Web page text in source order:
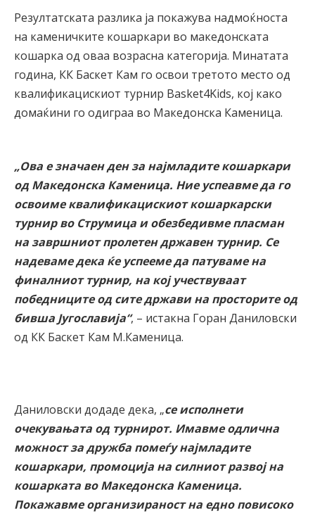
Резултатската разлика ја покажува надмоќноста
на каменичките кошаркари во македонската
кошарка од оваа возрасна категорија. Минатата
година, КК Баскет Кам го освои третото место од
квалификацискиот турнир Basket4Kids, кој како
домаќини го одиграа во Македонска Каменица.
„Ова е значаен ден за најмладите кошаркари
од Македонска Каменица. Ние успеавме да го
освоиме квалификацискиот кошаркарски
турнир во Струмица и обезбедивме пласман
на завршниот пролетен државен турнир. Се
надеваме дека ќе успееме да патуваме на
финалниот турнир, на кој учествуваат
победниците од сите држави на просторите од
бивша Југославија“, – истакна Горан Даниловски
од КК Баскет Кам М.Каменица.
Даниловски додаде дека, „се исполнети
очекувањата од турнирот. Имавме одлична
можност за дружба помеѓу најмладите
кошаркари, промоција на силниот развој на
кошарката во Македонска Каменица.
Покажавме организираност на едно повисоко